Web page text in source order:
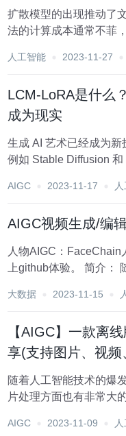
扩散模型的出现推动了
法的计算成本通常不菲
究院、中国科学院大学
人工智能 2023-11-27
LCM-LoRA是什么
成为现实
生成 AI 艺术已经成为新
例如 Stable Diffusion
图像生成模型直接集成
AIGC 2023-11-17
AIGC视频生成/编
人物AIGC：
上github体验。 简介： 随着图像生成领域的研究飞速发展，
成/编辑产品大爆发的今
大数据 2023-11-15
【AIGC】一款离
享(支持图片、视频
随着人工智能技术的爆
片处理方面也有非常大
大家分享一个开源你的
AIGC 2023-11-09